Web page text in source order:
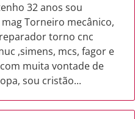
32 anos sou
Torneiro mecânico,
torno cnc
,simens, mcs, fagor e
muita vontade de
sou cristão...